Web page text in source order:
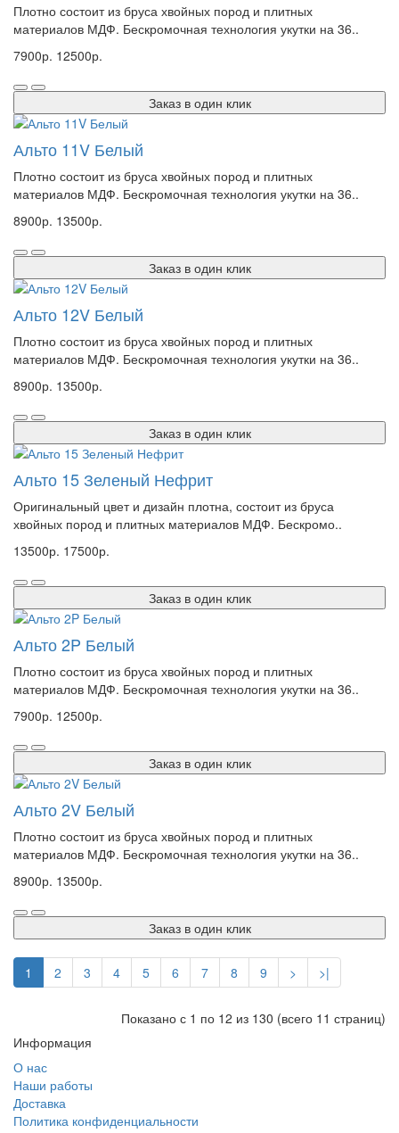
Плотно состоит из бруса хвойных пород и плитных
материалов МДФ. Бескромочная технология укутки на 36..
7900р. 12500р.
Заказ в один клик
Альто 11V Белый
Плотно состоит из бруса хвойных пород и плитных
материалов МДФ. Бескромочная технология укутки на 36..
8900р. 13500р.
Заказ в один клик
Альто 12V Белый
Плотно состоит из бруса хвойных пород и плитных
материалов МДФ. Бескромочная технология укутки на 36..
8900р. 13500р.
Заказ в один клик
Альто 15 Зеленый Нефрит
Оригинальный цвет и дизайн плотна, состоит из бруса
хвойных пород и плитных материалов МДФ. Бескромо..
13500р. 17500р.
Заказ в один клик
Альто 2P Белый
Плотно состоит из бруса хвойных пород и плитных
материалов МДФ. Бескромочная технология укутки на 36..
7900р. 12500р.
Заказ в один клик
Альто 2V Белый
Плотно состоит из бруса хвойных пород и плитных
материалов МДФ. Бескромочная технология укутки на 36..
8900р. 13500р.
Заказ в один клик
1 2 3 4 5 6 7 8 9 > >|
Показано с 1 по 12 из 130 (всего 11 страниц)
Информация
О нас
Наши работы
Доставка
Политика конфиденциальности